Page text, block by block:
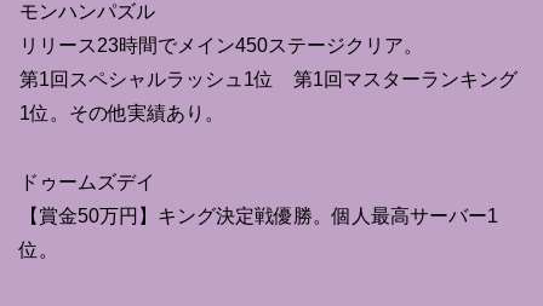
モンハンパズル
リリース23時間でメイン450ステージクリア。
第1回スペシャルラッシュ1位 第1回マスターランキング
1位。その他実績あり。
ドゥームズデイ
【賞金50万円】キング決定戦優勝。個人最高サーバー1
位。